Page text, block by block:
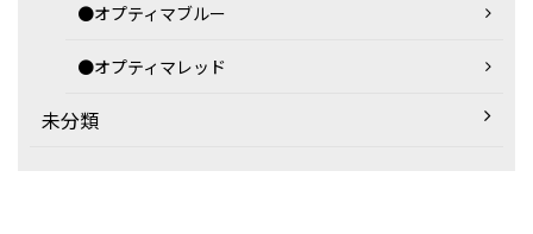
●オプティマブルー
●オプティマレッド
未分類